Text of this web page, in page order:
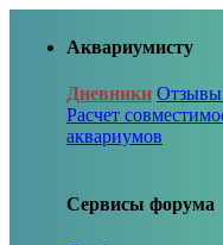
Аквариумисту
Дневники Отзывы
Расчет
аквариумов
Сервисы форума